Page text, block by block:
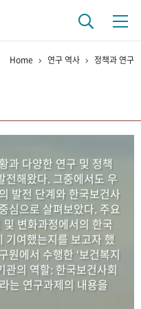
사
연구자들
박물 영상 기록물
Home 연구 역사 정책과 연구
과 다양한 연구 및 정책
전해왔다. 그중에서도 우
발전 단계와 한국보건사
심으로 살펴보았다. 주요
변화과정에서의 한국
기여했는지를 보고자 했
원에서 수행한 ‘보건복지
관의 역할: 한국보건사회
는 연구과제의 내용을